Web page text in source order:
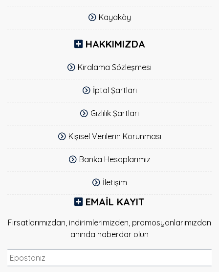
Kayaköy
HAKKIMIZDA
Kiralama Sözleşmesi
İptal Şartları
Gizlilik Şartları
Kişisel Verilerin Korunması
Banka Hesaplarımız
İletişim
EMAIL KAYIT
Fırsatlarımızdan, indirimlerimizden, promosyonlarımızdan
anında haberdar olun